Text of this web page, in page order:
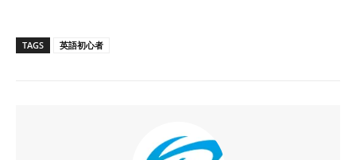
TAGS 英語初心者